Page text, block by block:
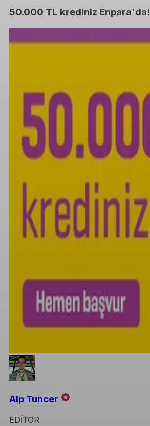
50.000 TL krediniz Enpara'da!
Alp Tuncer
EDİTOR